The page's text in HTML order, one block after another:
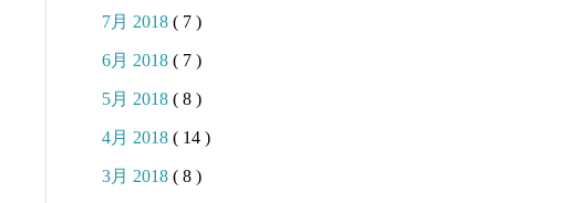
7月 2018 ( 7 )
6月 2018 ( 7 )
5月 2018 ( 8 )
4月 2018 ( 14 )
3月 2018 ( 8 )